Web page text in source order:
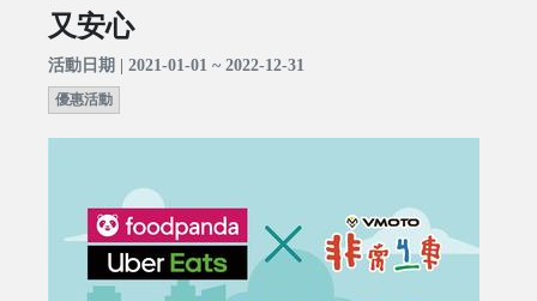
又安心
活動日期 | 2021-01-01 ~ 2022-12-31
優惠活動